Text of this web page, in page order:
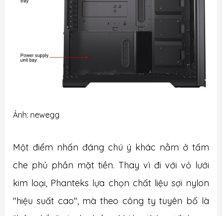
Ảnh: newegg
Một điểm nhấn đáng chú ý khác nằm ở tấm
che phủ phần mặt tiền. Thay vì đi với vỏ lưới
kim loại, Phanteks lựa chọn chất liệu sợi nylon
"hiệu suất cao", mà theo công ty tuyên bố là